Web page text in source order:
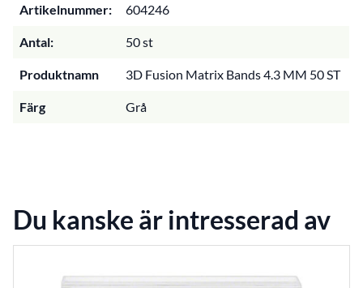
Artikelnummer: 604246
Antal: 50 st
Produktnamn 3D Fusion Matrix Bands 4.3 MM 50 ST
Färg Grå
Du kanske är intresserad av